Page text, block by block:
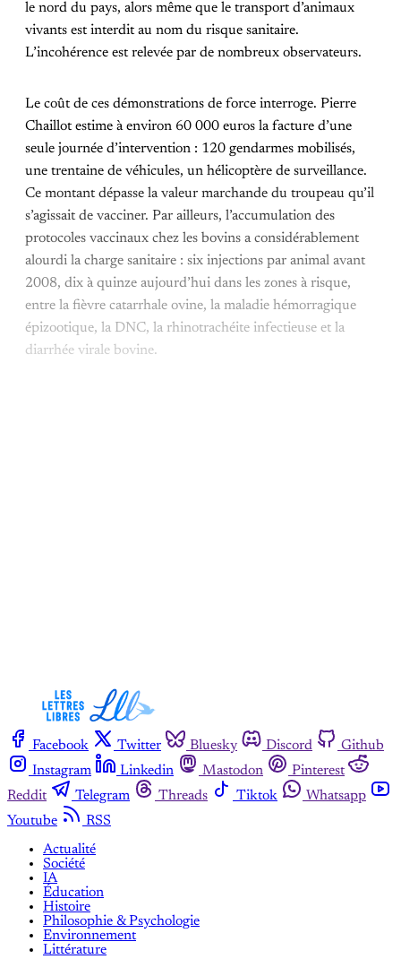
le nord du pays, alors même que le transport d’animaux
vivants est interdit au nom du risque sanitaire.
L’incohérence est relevée par de nombreux observateurs.
Le coût de ces démonstrations de force interroge. Pierre
Chaillot estime à environ 60 000 euros la facture d’une
seule journée d’intervention : 120 gendarmes mobilisés,
une trentaine de véhicules, un hélicoptère de surveillance.
Ce montant dépasse la valeur marchande du troupeau qu’il
s’agissait de vacciner. Par ailleurs, l’accumulation des
protocoles vaccinaux chez les bovins a considérablement
alourdi la charge sanitaire : six injections par animal avant
2008, dix à quinze aujourd’hui dans les zones à risque,
entre la fièvre catarrhale ovine, la maladie hémorragique
épizootique, la DNC, la rhinotrachéite infectieuse et la
diarrhée virale bovine.
Facebook Twitter Bluesky Discord
Github
Instagram
Linkedin Mastodon
Pinterest
Reddit
Telegram Threads Tiktok
Whatsapp
Youtube
RSS
Actualité
Société
IA
Éducation
Histoire
Philosophie & Psychologie
Environnement
Littérature